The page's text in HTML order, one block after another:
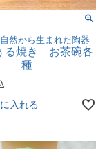
然から生まれた陶器
る焼き お茶碗各
種
入れる